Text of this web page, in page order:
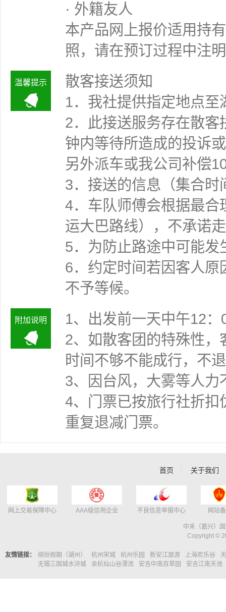
· 外籍友人
本产品网上报价适用持
照，请在预订过程中注
温馨提示
散客接送须知
1．我社提供指定地点
2．此接送服务存在散
钟内等待所造成的投诉
另外派车或我公司补偿
3．接送的信息（集合
4．车队师傅会根据最
运大巴路线），不承诺
5．为防止路途中可能
6．约定时间若因客人
不予等候。
附加说明
1、出发前一天中午12
2、如散客团的特殊性
时间不够不能成行
3、因台风，大雾等人
4、门票已按旅行社折
重复退减门票。
首页 关于我们
网上交易保障中心 AAA级信用企业 不良信息举报中心 网站
中禾（嘉兴）
Copyright ©
友情链接： 缤纷假期（湖州） 杭州宋城 杭州乐园 新安江旅游 上海欢乐谷
无锡三国城水浒城
余杭仙山谷漂流 安吉中南百草园 安吉江南天池